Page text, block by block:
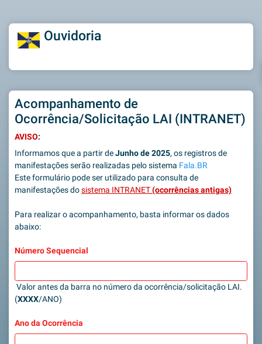
Ouvidoria
Acompanhamento de
Ocorrência/Solicitação LAI (INTRANET)
AVISO:
Informamos que a partir deJunho de 2025, os registros de
manifestações serão realizadas pelo sistema Fala.BR
Este formulário pode ser utilizado para consulta de
manifestações dosistema INTRANET(ocorrências antigas)
Para realizar o acompanhamento, basta informar os dados
abaixo:
Número Sequencial
Valor antes da barra no número da ocorrência/solicitação LAI.
(XXXX/ANO)
Ano da Ocorrência